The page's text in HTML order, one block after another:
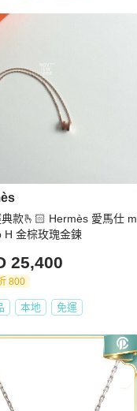
款🫰🏻 Hermès 愛馬仕 m
H 金棕玫瑰金鍊
25,400
800
本地 免運